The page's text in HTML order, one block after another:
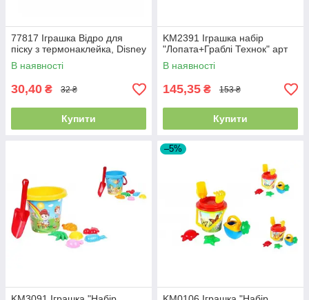
77817 Іграшка Відро для
піску з термонаклейка, Disney
В наявності
30,40 ₴ 32 ₴
Купити
KM2391 Іграшка набір
"Лопата+Граблі Технок" арт
В наявності
145,35 ₴ 153 ₴
Купити
–5%